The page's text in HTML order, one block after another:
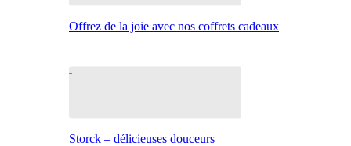
Offrez de la joie avec nos coffrets cadeaux
Storck – délicieuses douceurs